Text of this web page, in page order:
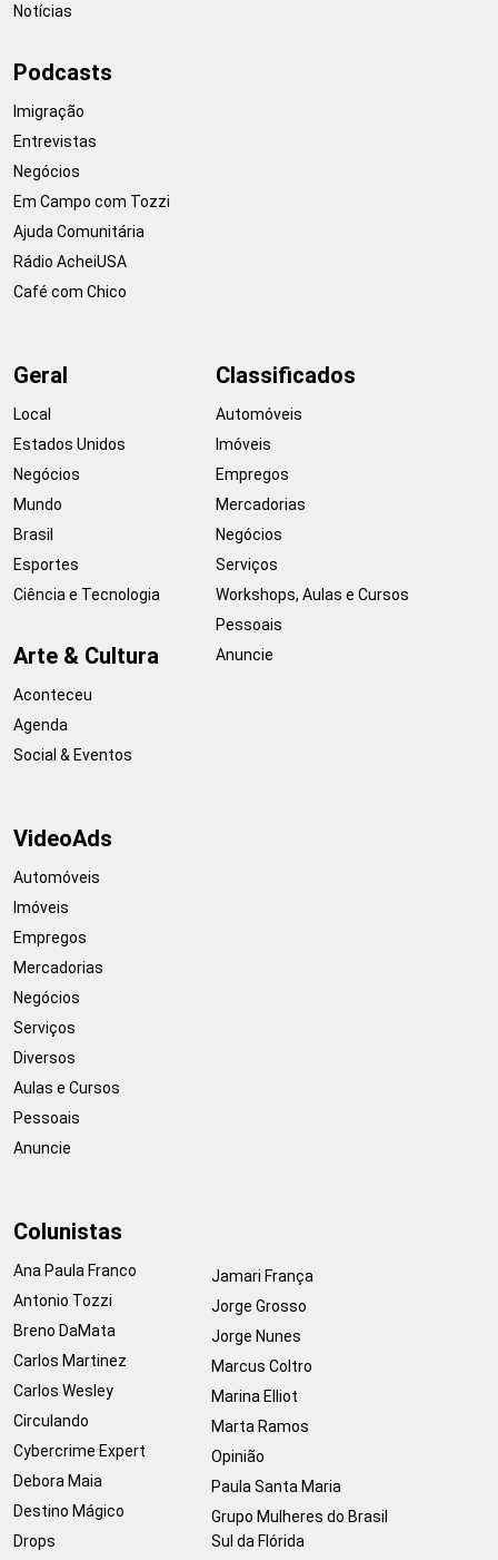
Notícias
Podcasts
Imigração
Entrevistas
Negócios
Em Campo com Tozzi
Ajuda Comunitária
Rádio AcheiUSA
Café com Chico
Geral
Local
Estados Unidos
Negócios
Mundo
Brasil
Esportes
Ciência e Tecnologia
Arte & Cultura
Aconteceu
Agenda
Social & Eventos
Classificados
Automóveis
Imóveis
Empregos
Mercadorias
Negócios
Serviços
Workshops, Aulas e Cursos
Pessoais
Anuncie
VideoAds
Automóveis
Imóveis
Empregos
Mercadorias
Negócios
Serviços
Diversos
Aulas e Cursos
Pessoais
Anuncie
Colunistas
Ana Paula Franco
Antonio Tozzi
Breno DaMata
Carlos Martinez
Carlos Wesley
Circulando
Cybercrime Expert
Debora Maia
Destino Mágico
Drops
Jamari França
Jorge Grosso
Jorge Nunes
Marcus Coltro
Marina Elliot
Marta Ramos
Opinião
Paula Santa Maria
Grupo Mulheres do Brasil
Sul da Flórida